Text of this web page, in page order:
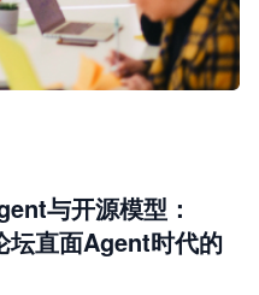
与开源模型：
直面Agent时代的